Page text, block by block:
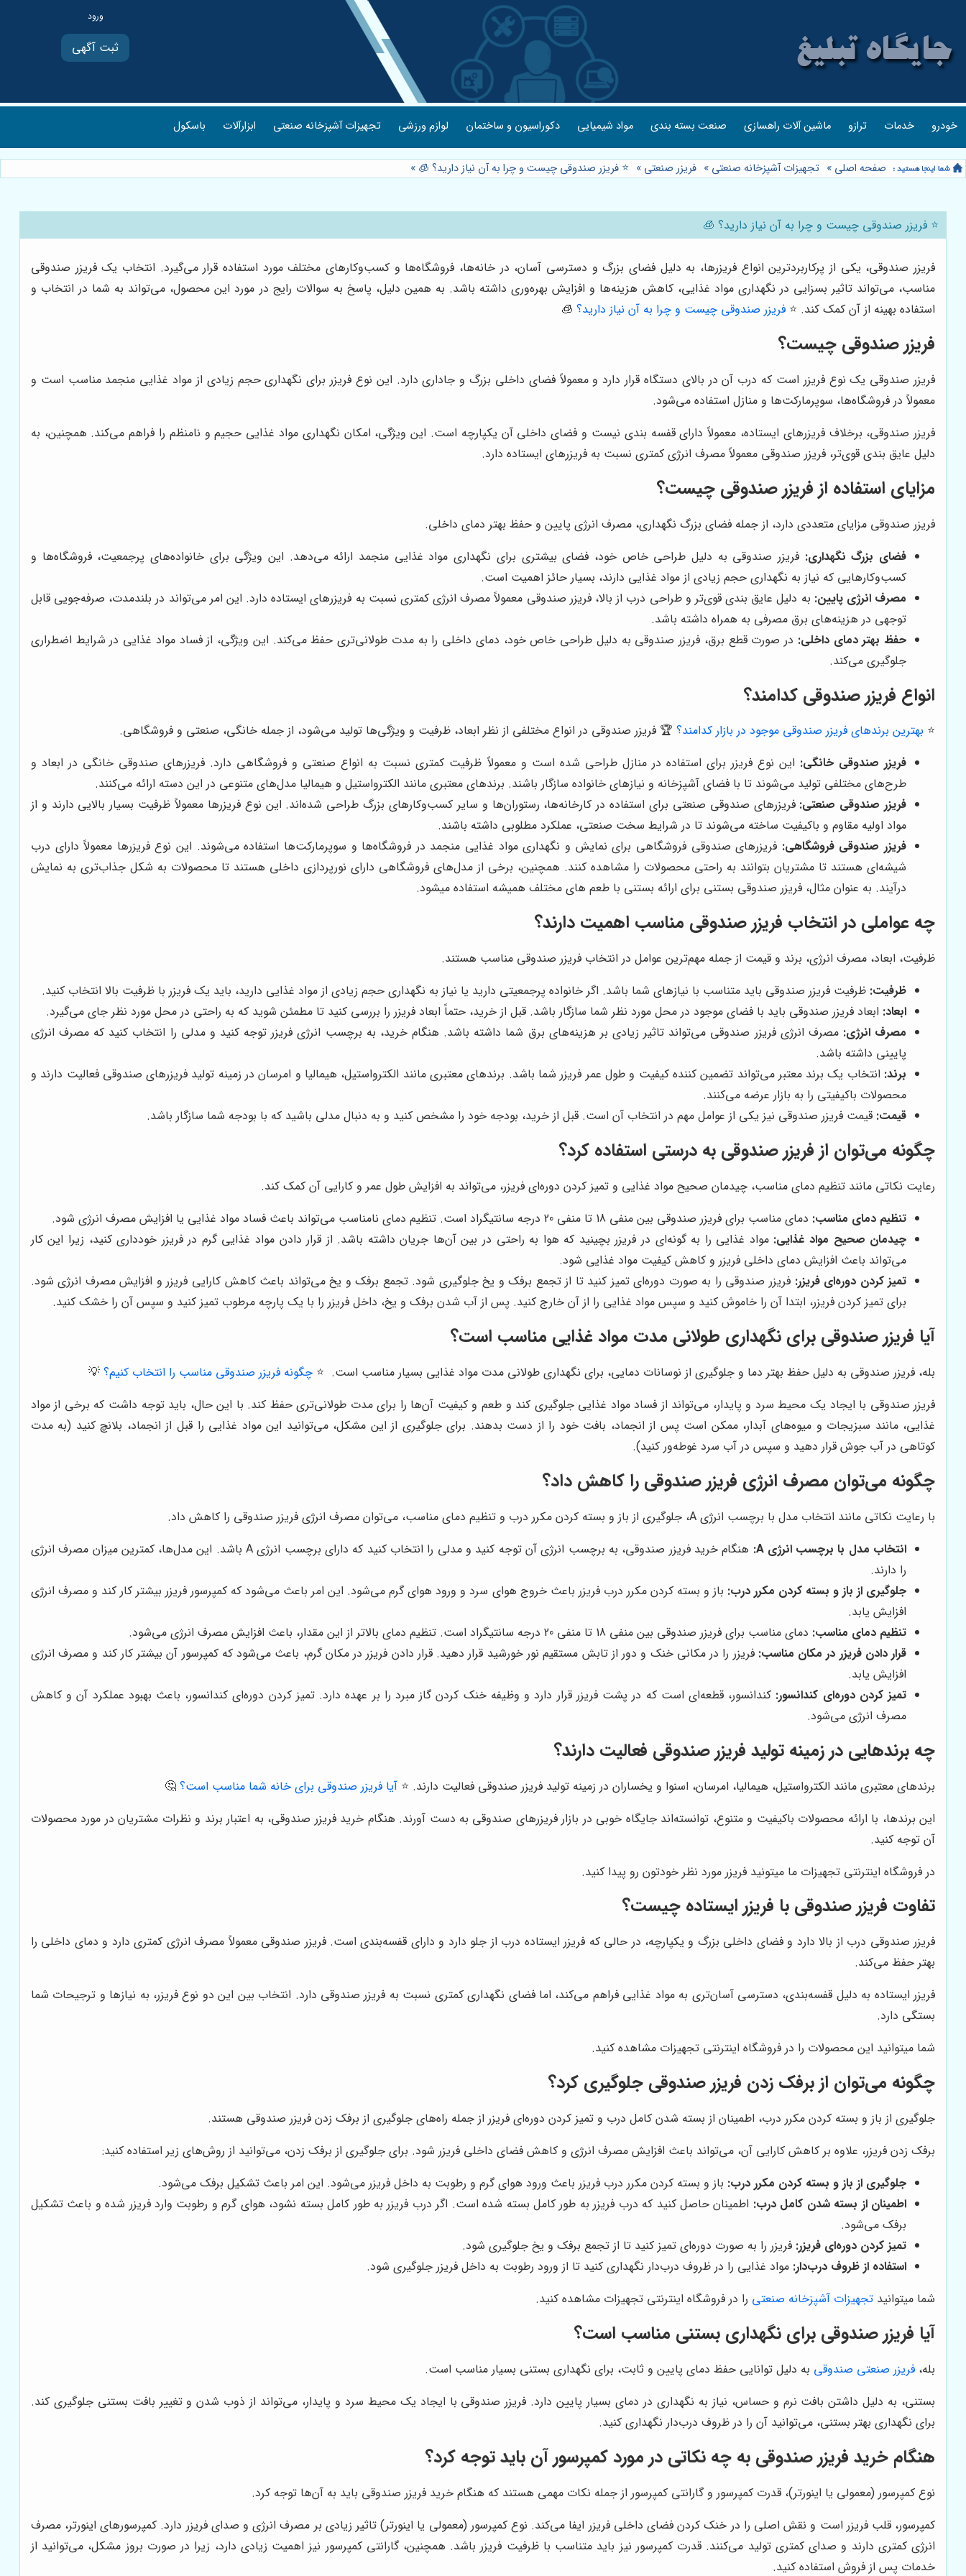
ثبت آگهی
خودرو خدمات ترازو ماشین آلات راهسازی صنعت بسته بندی مواد شیمیایی دکوراسیون و ساختمان لوازم ورزشی تجهیزات آشپزخانه صنعتی ابزارآلات باسکول
صفحه اصلی » تجهیزات آشپزخانه صنعتی » فریزر صنعتی » ⭐️ فریزر صندوقی چیست و چرا به آن نیاز دارید؟ 🧊 »
⭐️ فریزر صندوقی چیست و چرا به آن نیاز دارید؟ 🧊
فریزر صندوقی، یکی از پرکاربردترین انواع فریزرها، به دلیل فضای بزرگ و دسترسی آسان، در خانه‌ها، فروشگاه‌ها و کسب‌وکارهای مختلف مورد استفاده قرار می‌گیرد. انتخاب یک فریزر صندوقی
مناسب، می‌تواند تاثیر بسزایی در نگهداری مواد غذایی، کاهش هزینه‌ها و افزایش بهره‌وری داشته باشد. به همین دلیل، پاسخ به سوالات رایج در مورد این محصول، می‌تواند به شما در انتخاب و
استفاده بهینه از آن کمک کند. ⭐️ فریزر صندوقی چیست و چرا به آن نیاز دارید؟🧊
فریزر صندوقی چیست؟
فریزر صندوقی یک نوع فریزر است که درب آن در بالای دستگاه قرار دارد و معمولاً فضای داخلی بزرگ و جاداری دارد. این نوع فریزر برای نگهداری حجم زیادی از مواد غذایی منجمد مناسب است و
معمولاً در فروشگاه‌ها، سوپرمارکت‌ها و منازل استفاده می‌شود.
فریزر صندوقی، برخلاف فریزرهای ایستاده، معمولاً دارای قفسه بندی نیست و فضای داخلی آن یکپارچه است. این ویژگی، امکان نگهداری مواد غذایی حجیم و نامنظم را فراهم می‌کند. همچنین، به
دلیل عایق بندی قوی‌تر، فریزر صندوقی معمولاً مصرف انرژی کمتری نسبت به فریزرهای ایستاده دارد.
مزایای استفاده از فریزر صندوقی چیست؟
فریزر صندوقی مزایای متعددی دارد، از جمله فضای بزرگ نگهداری، مصرف انرژی پایین و حفظ بهتر دمای داخلی.
فضای بزرگ نگهداری: فریزر صندوقی به دلیل طراحی خاص خود، فضای بیشتری برای نگهداری مواد غذایی منجمد ارائه می‌دهد. این ویژگی برای خانواده‌های پرجمعیت، فروشگاه‌ها و
کسب‌وکارهایی که نیاز به نگهداری حجم زیادی از مواد غذایی دارند، بسیار حائز اهمیت است.
مصرف انرژی پایین: به دلیل عایق بندی قوی‌تر و طراحی درب از بالا، فریزر صندوقی معمولاً مصرف انرژی کمتری نسبت به فریزرهای ایستاده دارد. این امر می‌تواند در بلندمدت، صرفه‌جویی قابل
توجهی در هزینه‌های برق مصرفی به همراه داشته باشد.
حفظ بهتر دمای داخلی: در صورت قطع برق، فریزر صندوقی به دلیل طراحی خاص خود، دمای داخلی را به مدت طولانی‌تری حفظ می‌کند. این ویژگی، از فساد مواد غذایی در شرایط اضطراری
جلوگیری می‌کند.
انواع فریزر صندوقی کدامند؟
⭐️ بهترین برندهای فریزر صندوقی موجود در بازار کدامند؟🏆 فریزر صندوقی در انواع مختلفی از نظر ابعاد، ظرفیت و ویژگی‌ها تولید می‌شود، از جمله خانگی، صنعتی و فروشگاهی.
فریزر صندوقی خانگی: این نوع فریزر برای استفاده در منازل طراحی شده است و معمولاً ظرفیت کمتری نسبت به انواع صنعتی و فروشگاهی دارد. فریزرهای صندوقی خانگی در ابعاد و
طرح‌های مختلفی تولید می‌شوند تا با فضای آشپزخانه و نیازهای خانواده سازگار باشند. برندهای معتبری مانند الکترواستیل و هیمالیا مدل‌های متنوعی در این دسته ارائه می‌کنند.
فریزر صندوقی صنعتی: فریزرهای صندوقی صنعتی برای استفاده در کارخانه‌ها، رستوران‌ها و سایر کسب‌وکارهای بزرگ طراحی شده‌اند. این نوع فریزرها معمولاً ظرفیت بسیار بالایی دارند و از
مواد اولیه مقاوم و باکیفیت ساخته می‌شوند تا در شرایط سخت صنعتی، عملکرد مطلوبی داشته باشند.
فریزر صندوقی فروشگاهی: فریزرهای صندوقی فروشگاهی برای نمایش و نگهداری مواد غذایی منجمد در فروشگاه‌ها و سوپرمارکت‌ها استفاده می‌شوند. این نوع فریزرها معمولاً دارای درب
شیشه‌ای هستند تا مشتریان بتوانند به راحتی محصولات را مشاهده کنند. همچنین، برخی از مدل‌های فروشگاهی دارای نورپردازی داخلی هستند تا محصولات به شکل جذاب‌تری به نمایش
درآیند. به عنوان مثال، فریزر صندوقی بستنی برای ارائه بستنی با طعم های مختلف همیشه استفاده میشود.
چه عواملی در انتخاب فریزر صندوقی مناسب اهمیت دارند؟
ظرفیت، ابعاد، مصرف انرژی، برند و قیمت از جمله مهم‌ترین عوامل در انتخاب فریزر صندوقی مناسب هستند.
ظرفیت: ظرفیت فریزر صندوقی باید متناسب با نیازهای شما باشد. اگر خانواده پرجمعیتی دارید یا نیاز به نگهداری حجم زیادی از مواد غذایی دارید، باید یک فریزر با ظرفیت بالا انتخاب کنید.
ابعاد: ابعاد فریزر صندوقی باید با فضای موجود در محل مورد نظر شما سازگار باشد. قبل از خرید، حتماً ابعاد فریزر را بررسی کنید تا مطمئن شوید که به راحتی در محل مورد نظر جای می‌گیرد.
مصرف انرژی: مصرف انرژی فریزر صندوقی می‌تواند تاثیر زیادی بر هزینه‌های برق شما داشته باشد. هنگام خرید، به برچسب انرژی فریزر توجه کنید و مدلی را انتخاب کنید که مصرف انرژی
پایینی داشته باشد.
برند: انتخاب یک برند معتبر می‌تواند تضمین کننده کیفیت و طول عمر فریزر شما باشد. برندهای معتبری مانند الکترواستیل، هیمالیا و امرسان در زمینه تولید فریزرهای صندوقی فعالیت دارند و
محصولات باکیفیتی را به بازار عرضه می‌کنند.
قیمت: قیمت فریزر صندوقی نیز یکی از عوامل مهم در انتخاب آن است. قبل از خرید، بودجه خود را مشخص کنید و به دنبال مدلی باشید که با بودجه شما سازگار باشد.
چگونه می‌توان از فریزر صندوقی به درستی استفاده کرد؟
رعایت نکاتی مانند تنظیم دمای مناسب، چیدمان صحیح مواد غذایی و تمیز کردن دوره‌ای فریزر، می‌تواند به افزایش طول عمر و کارایی آن کمک کند.
تنظیم دمای مناسب: دمای مناسب برای فریزر صندوقی بین منفی 18 تا منفی 20 درجه سانتیگراد است. تنظیم دمای نامناسب می‌تواند باعث فساد مواد غذایی یا افزایش مصرف انرژی شود.
چیدمان صحیح مواد غذایی: مواد غذایی را به گونه‌ای در فریزر بچینید که هوا به راحتی در بین آن‌ها جریان داشته باشد. از قرار دادن مواد غذایی گرم در فریزر خودداری کنید، زیرا این کار
می‌تواند باعث افزایش دمای داخلی فریزر و کاهش کیفیت مواد غذایی شود.
تمیز کردن دوره‌ای فریزر: فریزر صندوقی را به صورت دوره‌ای تمیز کنید تا از تجمع برفک و یخ جلوگیری شود. تجمع برفک و یخ می‌تواند باعث کاهش کارایی فریزر و افزایش مصرف انرژی شود.
برای تمیز کردن فریزر، ابتدا آن را خاموش کنید و سپس مواد غذایی را از آن خارج کنید. پس از آب شدن برفک و یخ، داخل فریزر را با یک پارچه مرطوب تمیز کنید و سپس آن را خشک کنید.
آیا فریزر صندوقی برای نگهداری طولانی مدت مواد غذایی مناسب است؟
بله، فریزر صندوقی به دلیل حفظ بهتر دما و جلوگیری از نوسانات دمایی، برای نگهداری طولانی مدت مواد غذایی بسیار مناسب است. ⭐️ چگونه فریزر صندوقی مناسب را انتخاب کنیم؟💡
فریزر صندوقی با ایجاد یک محیط سرد و پایدار، می‌تواند از فساد مواد غذایی جلوگیری کند و طعم و کیفیت آن‌ها را برای مدت طولانی‌تری حفظ کند. با این حال، باید توجه داشت که برخی از مواد
غذایی، مانند سبزیجات و میوه‌های آبدار، ممکن است پس از انجماد، بافت خود را از دست بدهند. برای جلوگیری از این مشکل، می‌توانید این مواد غذایی را قبل از انجماد، بلانچ کنید (به مدت
کوتاهی در آب جوش قرار دهید و سپس در آب سرد غوطه‌ور کنید).
چگونه می‌توان مصرف انرژی فریزر صندوقی را کاهش داد؟
با رعایت نکاتی مانند انتخاب مدل با برچسب انرژی A، جلوگیری از باز و بسته کردن مکرر درب و تنظیم دمای مناسب، می‌توان مصرف انرژی فریزر صندوقی را کاهش داد.
انتخاب مدل با برچسب انرژی A:
هنگام خرید فریزر صندوقی، به برچسب انرژی آن توجه کنید و مدلی را انتخاب کنید که دارای برچسب انرژی A باشد. این مدل‌ها، کمترین میزان مصرف انرژی
را دارند.
جلوگیری از باز و بسته کردن مکرر درب: باز و بسته کردن مکرر درب فریزر باعث خروج هوای سرد و ورود هوای گرم می‌شود. این امر باعث می‌شود که کمپرسور فریزر بیشتر کار کند و مصرف انرژی
افزایش یابد.
تنظیم دمای مناسب: دمای مناسب برای فریزر صندوقی بین منفی 18 تا منفی 20 درجه سانتیگراد است. تنظیم دمای بالاتر از این مقدار، باعث افزایش مصرف انرژی می‌شود.
قرار دادن فریزر در مکان مناسب: فریزر را در مکانی خنک و دور از تابش مستقیم نور خورشید قرار دهید. قرار دادن فریزر در مکان گرم، باعث می‌شود که کمپرسور آن بیشتر کار کند و مصرف انرژی
افزایش یابد.
تمیز کردن دوره‌ای کندانسور: کندانسور، قطعه‌ای است که در پشت فریزر قرار دارد و وظیفه خنک کردن گاز مبرد را بر عهده دارد. تمیز کردن دوره‌ای کندانسور، باعث بهبود عملکرد آن و کاهش
مصرف انرژی می‌شود.
چه برندهایی در زمینه تولید فریزر صندوقی فعالیت دارند؟
برندهای معتبری مانند الکترواستیل، هیمالیا، امرسان، اسنوا و یخساران در زمینه تولید فریزر صندوقی فعالیت دارند. ⭐️ آیا فریزر صندوقی برای خانه شما مناسب است؟🤔
این برندها، با ارائه محصولات باکیفیت و متنوع، توانسته‌اند جایگاه خوبی در بازار فریزرهای صندوقی به دست آورند. هنگام خرید فریزر صندوقی، به اعتبار برند و نظرات مشتریان در مورد محصولات
آن توجه کنید.
در فروشگاه اینترنتی تجهیزات ما میتونید فریزر مورد نظر خودتون رو پیدا کنید.
تفاوت فریزر صندوقی با فریزر ایستاده چیست؟
فریزر صندوقی درب از بالا دارد و فضای داخلی بزرگ و یکپارچه، در حالی که فریزر ایستاده درب از جلو دارد و دارای قفسه‌بندی است. فریزر صندوقی معمولاً مصرف انرژی کمتری دارد و دمای داخلی را
بهتر حفظ می‌کند.
فریزر ایستاده به دلیل قفسه‌بندی، دسترسی آسان‌تری به مواد غذایی فراهم می‌کند، اما فضای نگهداری کمتری نسبت به فریزر صندوقی دارد. انتخاب بین این دو نوع فریزر، به نیازها و ترجیحات شما
بستگی دارد.
شما میتوانید این محصولات را در فروشگاه اینترنتی تجهیزات مشاهده کنید.
چگونه می‌توان از برفک زدن فریزر صندوقی جلوگیری کرد؟
جلوگیری از باز و بسته کردن مکرر درب، اطمینان از بسته شدن کامل درب و تمیز کردن دوره‌ای فریزر از جمله راه‌های جلوگیری از برفک زدن فریزر صندوقی هستند.
برفک زدن فریزر، علاوه بر کاهش کارایی آن، می‌تواند باعث افزایش مصرف انرژی و کاهش فضای داخلی فریزر شود. برای جلوگیری از برفک زدن، می‌توانید از روش‌های زیر استفاده کنید:
جلوگیری از باز و بسته کردن مکرر درب: باز و بسته کردن مکرر درب فریزر باعث ورود هوای گرم و رطوبت به داخل فریزر می‌شود. این امر باعث تشکیل برفک می‌شود.
اطمینان از بسته شدن کامل درب: اطمینان حاصل کنید که درب فریزر به طور کامل بسته شده است. اگر درب فریزر به طور کامل بسته نشود، هوای گرم و رطوبت وارد فریزر شده و باعث تشکیل
برفک می‌شود.
تمیز کردن دوره‌ای فریزر: فریزر را به صورت دوره‌ای تمیز کنید تا از تجمع برفک و یخ جلوگیری شود.
استفاده از ظروف درب‌دار: مواد غذایی را در ظروف درب‌دار نگهداری کنید تا از ورود رطوبت به داخل فریزر جلوگیری شود.
شما میتوانید تجهیزات آشپزخانه صنعتی را در فروشگاه اینترنتی تجهیزات مشاهده کنید.
آیا فریزر صندوقی برای نگهداری بستنی مناسب است؟
بله، فریزر صنعتی صندوقی به دلیل توانایی حفظ دمای پایین و ثابت، برای نگهداری بستنی بسیار مناسب است.
بستنی، به دلیل داشتن بافت نرم و حساس، نیاز به نگهداری در دمای بسیار پایین دارد. فریزر صندوقی با ایجاد یک محیط سرد و پایدار، می‌تواند از ذوب شدن و تغییر بافت بستنی جلوگیری کند.
برای نگهداری بهتر بستنی، می‌توانید آن را در ظروف درب‌دار نگهداری کنید.
هنگام خرید فریزر صندوقی به چه نکاتی در مورد کمپرسور آن باید توجه کرد؟
نوع کمپرسور (معمولی یا اینورتر)، قدرت کمپرسور و گارانتی کمپرسور از جمله نکات مهمی هستند که هنگام خرید فریزر صندوقی باید به آن‌ها توجه کرد.
کمپرسور، قلب فریزر است و نقش اصلی را در خنک کردن فضای داخلی فریزر ایفا می‌کند. نوع کمپرسور (معمولی یا اینورتر) تاثیر زیادی بر مصرف انرژی و صدای فریزر دارد. کمپرسورهای اینورتر، مصرف
انرژی کمتری دارند و صدای کمتری تولید می‌کنند. قدرت کمپرسور نیز باید متناسب با ظرفیت فریزر باشد. همچنین، گارانتی کمپرسور نیز اهمیت زیادی دارد، زیرا در صورت بروز مشکل، می‌توانید از
خدمات پس از فروش استفاده کنید.